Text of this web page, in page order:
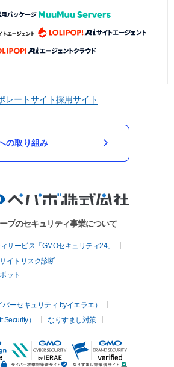
レートサイト採用サイト
の取り組み
プのセキュリティ事業について
サービス「GMOセキュリティ24」
イトリスク診断
ット
ーセキュリティ byイエラエ）
）
なりすまし対策